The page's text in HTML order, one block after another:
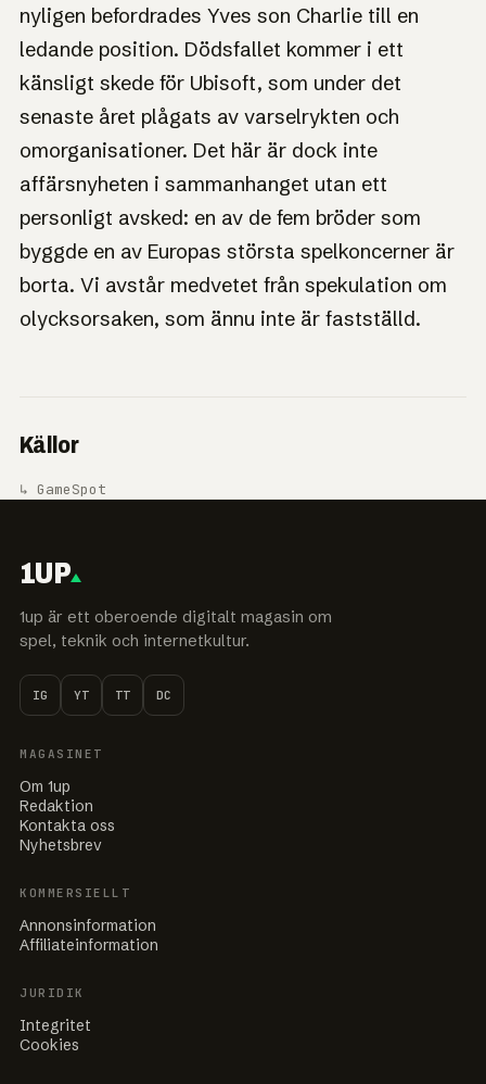
nyligen befordrades Yves son Charlie till en
ledande position. Dödsfallet kommer i ett
känsligt skede för Ubisoft, som under det
senaste året plågats av varselrykten och
omorganisationer. Det här är dock inte
affärsnyheten i sammanhanget utan ett
personligt avsked: en av de fem bröder som
byggde en av Europas största spelkoncerner är
borta. Vi avstår medvetet från spekulation om
olycksorsaken, som ännu inte är fastställd.
Källor
↳ GameSpot
1UP
1up är ett oberoende digitalt magasin om
spel, teknik och internetkultur.
IG YT TT DC
MAGASINET
Om 1up
Redaktion
Kontakta oss
Nyhetsbrev
KOMMERSIELLT
Annonsinformation
Affiliateinformation
JURIDIK
Integritet
Cookies